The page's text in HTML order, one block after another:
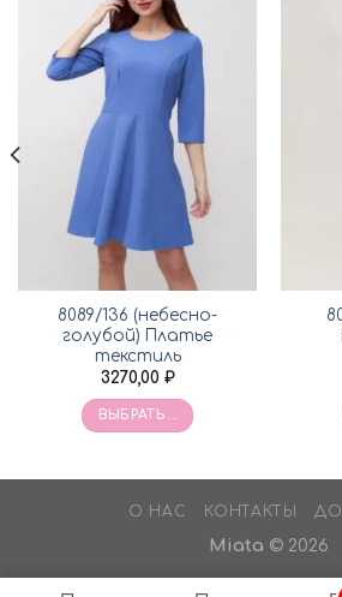
8089/136 (небесно-
голубой) Платье
текстиль
3270,00 ₽
ВЫБРАТЬ ...
О НАС КОНТАКТЫ
Miata © 2026